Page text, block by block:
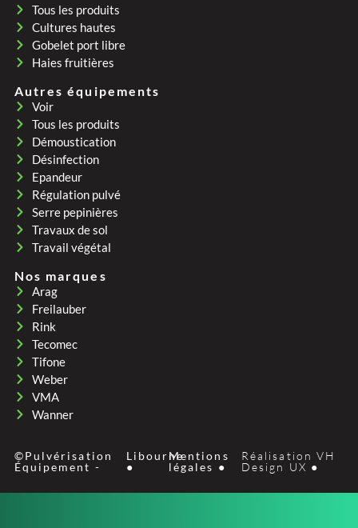
Tous les produits
Cultures hautes
Gobelet port libre
Haies fruitières
Autres équipements
Voir
Tous les produits
Démoustication
Désinfection
Epandeur
Régulation pulvé
Serre pepinières
Travaux de sol
Travail végétal
Nos marques
Arag
Freilauber
Rink
Tecomec
Tifone
Weber
VMA
Wanner
©Pulvérisation
Équipement -
Libourne
●
Mentions
légales ●
Réalisation VH
Design UX ●